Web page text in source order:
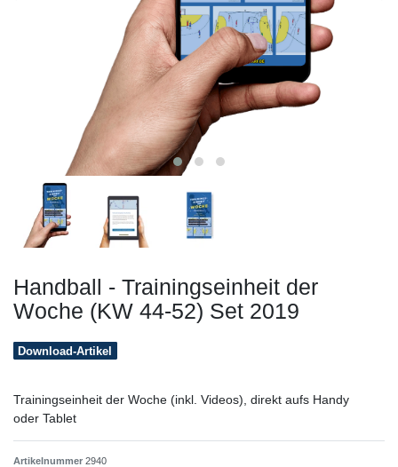
Handball - Trainingseinheit der
Woche (KW 44-52) Set 2019
Download-Artikel
Trainingseinheit der Woche (inkl. Videos), direkt aufs Handy
oder Tablet
Artikelnummer 2940